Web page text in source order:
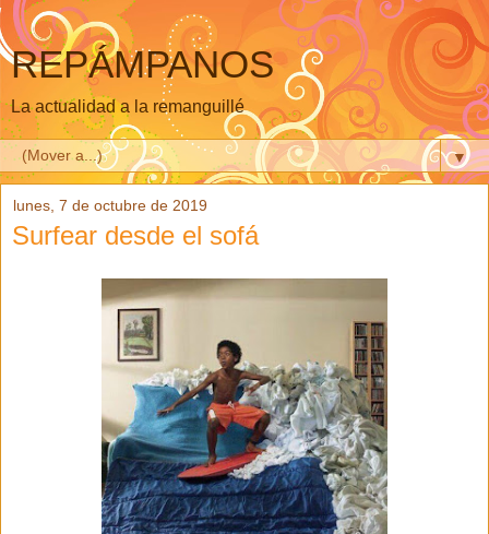
REPÁMPANOS
La actualidad a la remanguillé
▼
lunes, 7 de octubre de 2019
Surfear desde el sofá